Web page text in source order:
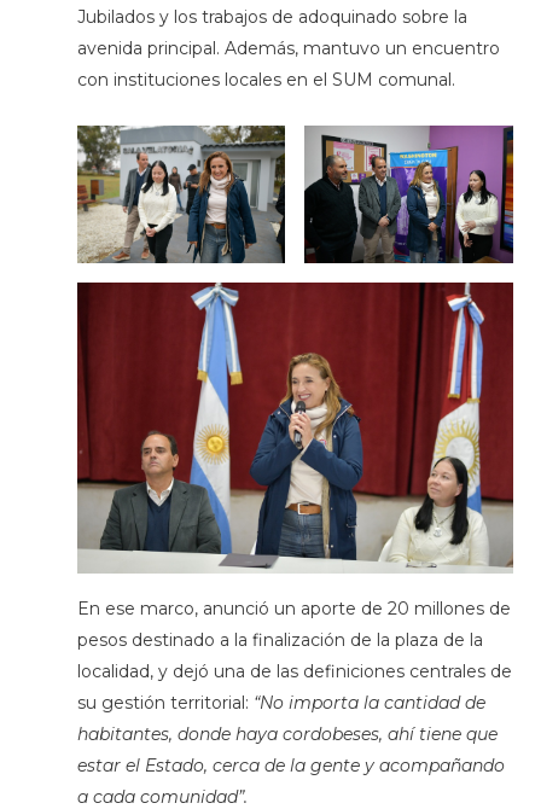
Jubilados y los trabajos de adoquinado sobre la
avenida principal. Además, mantuvo un encuentro
con instituciones locales en el SUM comunal.
En ese marco, anunció un aporte de 20 millones de
pesos destinado a la finalización de la plaza de la
localidad, y dejó una de las definiciones centrales de
su gestión territorial: “No importa la cantidad de
habitantes, donde haya cordobeses, ahí tiene que
estar el Estado, cerca de la gente y acompañando
a cada comunidad”.